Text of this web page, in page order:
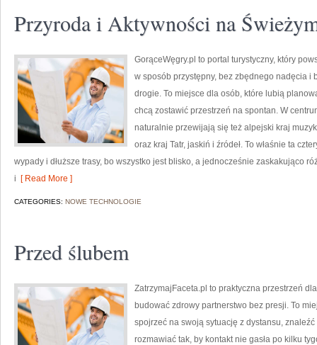
Przyroda i Aktywności na
GorąceWęgry.pl to portal turystyczny, który
w sposób przystępny, bez zbędnego nadęcia
drogie. To miejsce dla osób, które lubią
chcą zostawić przestrzeń na spontan. W
naturalnie przewijają się też alpejski kraj
oraz kraj Tatr, jaskiń i źródeł. To właśnie ta
wypady i dłuższe trasy, bo wszystko jest blisko, a jednocześnie zaskakująco
i [ Read More ]
CATEGORIES: NOWE TECHNOLOGIE
Przed ślubem
ZatrzymajFaceta.pl to praktyczna przestrzeń
budować zdrowy partnerstwo bez presji. To
spojrzeć na swoją sytuację z dystansu,
rozmawiać tak, by kontakt nie gasła po kilku